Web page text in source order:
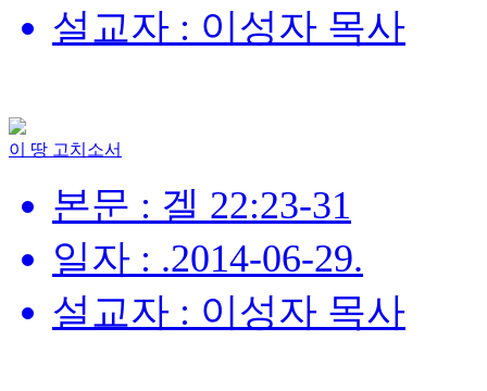
설교자 : 이성자 목사
이 땅 고치소서
본문 : 겔 22:23-31
일자 : .2014-06-29.
설교자 : 이성자 목사